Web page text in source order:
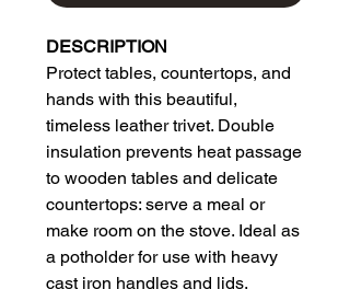
DESCRIPTION
Protect tables, countertops, and
hands with this beautiful,
timeless leather trivet. Double
insulation prevents heat passage
to wooden tables and delicate
countertops: serve a meal or
make room on the stove. Ideal as
a potholder for use with heavy
cast iron handles and lids.